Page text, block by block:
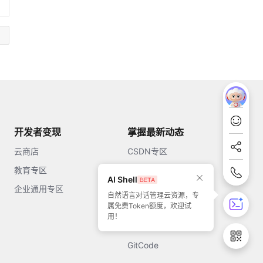
AI Shell
自然语言对话管理云资源，专
属免费Token额度，欢迎试
用！
开发者变现
云商店
教育专区
企业通用专区
掌握最新动态
CSDN专区
51CTO
GitCode